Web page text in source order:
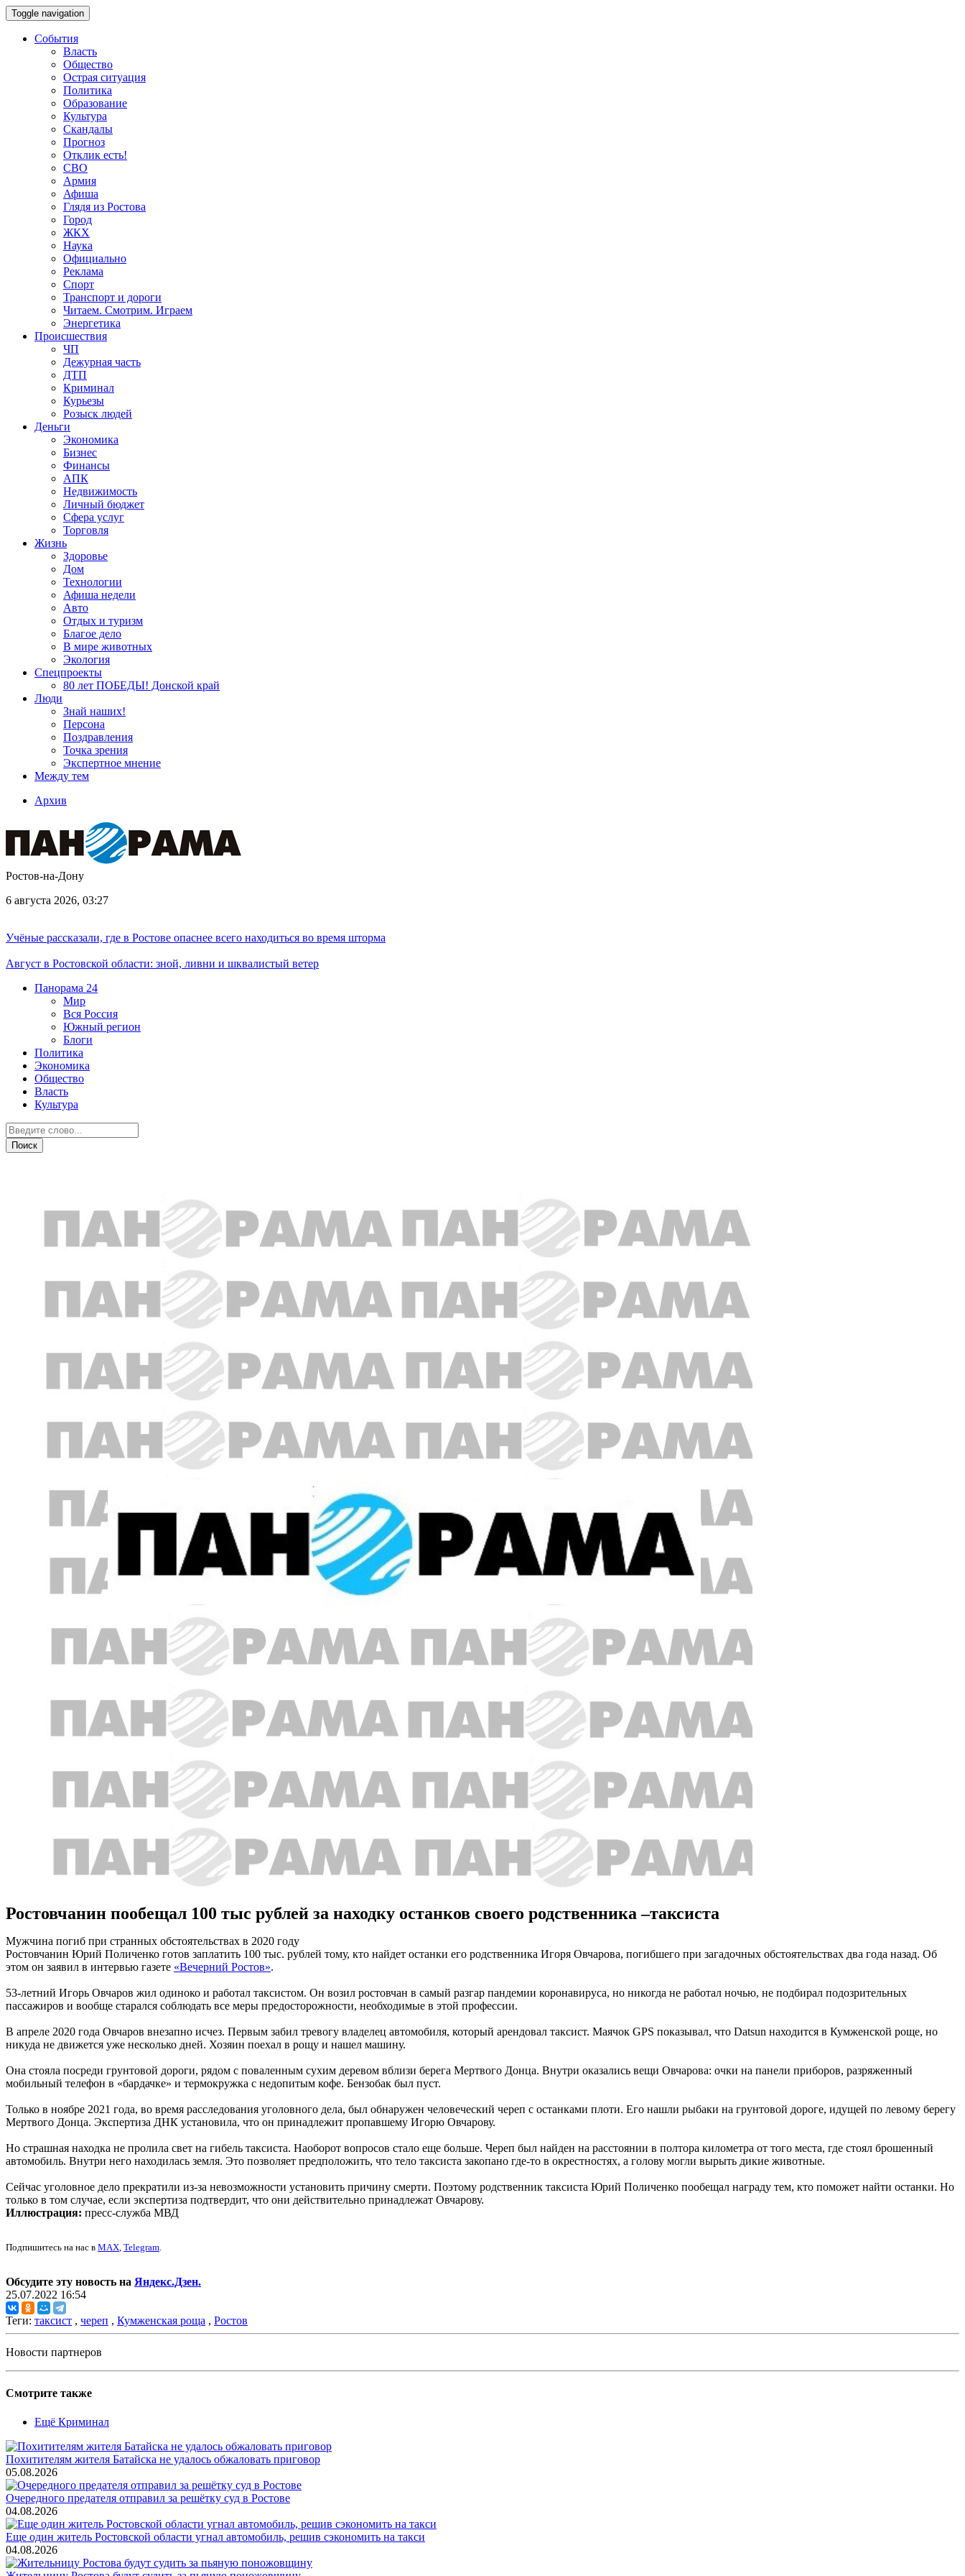
Toggle navigation
События
Власть
Общество
Острая ситуация
Политика
Образование
Культура
Скандалы
Прогноз
Отклик есть!
СВО
Армия
Афиша
Глядя из Ростова
Город
ЖКХ
Наука
Официально
Реклама
Спорт
Транспорт и дороги
Читаем. Смотрим. Играем
Энергетика
Происшествия
ЧП
Дежурная часть
ДТП
Криминал
Курьезы
Розыск людей
Деньги
Экономика
Бизнес
Финансы
АПК
Недвижимость
Личный бюджет
Сфера услуг
Торговля
Жизнь
Здоровье
Дом
Технологии
Афиша недели
Авто
Отдых и туризм
Благое дело
В мире животных
Экология
Спецпроекты
80 лет ПОБЕДЫ! Донской край
Люди
Знай наших!
Персона
Поздравления
Точка зрения
Экспертное мнение
Между тем
Архив
Ростов-на-Дону
6 августа 2026, 03:27
Учёные рассказали, где в Ростове опаснее всего находиться во время шторма
Август в Ростовской области: зной, ливни и шквалистый ветер
Панорама 24
Мир
Вся Россия
Южный регион
Блоги
Политика
Экономика
Общество
Власть
Культура
Ростовчанин пообещал 100 тыс рублей за находку останков своего родственника –таксиста
Мужчина погиб при странных обстоятельствах в 2020 году
Ростовчанин Юрий Поличенко готов заплатить 100 тыс. рублей тому, кто найдет останки его родственника Игоря Овчарова, погибшего при загадочных обстоятельствах два года назад. Об
этом он заявил в интервью газете «Вечерний Ростов».
53-летний Игорь Овчаров жил одиноко и работал таксистом. Он возил ростовчан в самый разгар пандемии коронавируса, но никогда не работал ночью, не подбирал подозрительных
пассажиров и вообще старался соблюдать все меры предосторожности, необходимые в этой профессии.
В апреле 2020 года Овчаров внезапно исчез. Первым забил тревогу владелец автомобиля, который арендовал таксист. Маячок GPS показывал, что Datsun находится в Кумженской роще, но
никуда не движется уже несколько дней. Хозяин поехал в рощу и нашел машину.
Она стояла посреди грунтовой дороги, рядом с поваленным сухим деревом вблизи берега Мертвого Донца. Внутри оказались вещи Овчарова: очки на панели приборов, разряженный
мобильный телефон в «бардачке» и термокружка с недопитым кофе. Бензобак был пуст.
Только в ноябре 2021 года, во время расследования уголовного дела, был обнаружен человеческий череп с останками плоти. Его нашли рыбаки на грунтовой дороге, идущей по левому берегу
Мертвого Донца. Экспертиза ДНК установила, что он принадлежит пропавшему Игорю Овчарову.
Но страшная находка не пролила свет на гибель таксиста. Наоборот вопросов стало еще больше. Череп был найден на расстоянии в полтора километра от того места, где стоял брошенный
автомобиль. Внутри него находилась земля. Это позволяет предположить, что тело таксиста закопано где-то в окрестностях, а голову могли вырыть дикие животные.
Сейчас уголовное дело прекратили из-за невозможности установить причину смерти. Поэтому родственник таксиста Юрий Поличенко пообещал награду тем, кто поможет найти останки. Но
только в том случае, если экспертиза подтвердит, что они действительно принадлежат Овчарову.
Иллюстрация: пресс-служба МВД
Подпишитесь на нас в MAX, Telegram.
Обсудите эту новость на Яндекс.Дзен.
25.07.2022 16:54
Теги: таксист , череп , Кумженская роща , Ростов
Новости партнеров
Смотрите также
Ещё Криминал
Похитителям жителя Батайска не удалось обжаловать приговор
05.08.2026
Очередного предателя отправил за решётку суд в Ростове
04.08.2026
Еще один житель Ростовской области угнал автомобиль, решив сэкономить на такси
04.08.2026